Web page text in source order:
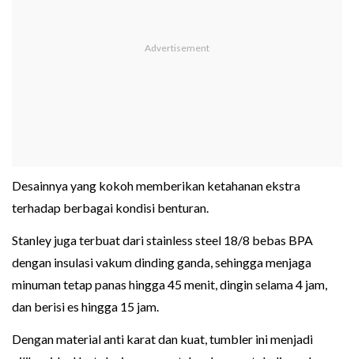
Desainnya yang kokoh memberikan ketahanan ekstra
terhadap berbagai kondisi benturan.
Stanley juga terbuat dari stainless steel 18/8 bebas BPA
dengan insulasi vakum dinding ganda, sehingga menjaga
minuman tetap panas hingga 45 menit, dingin selama 4 jam,
dan berisi es hingga 15 jam.
Dengan material anti karat dan kuat, tumbler ini menjadi